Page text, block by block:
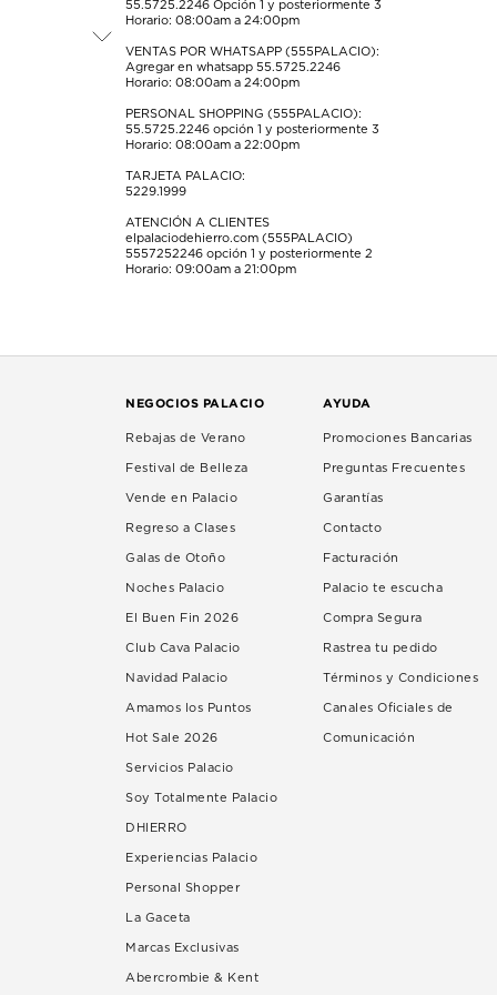
envío.
de
de
de
de
envío.
55.5725.2246 Opción 1 y posteriormente 3
Horario: 08:00am a 24:00pm
VENTAS POR WHATSAPP (555PALACIO):
Agregar en whatsapp 55.5725.2246
Horario: 08:00am a 24:00pm
PERSONAL SHOPPING (555PALACIO):
55.5725.2246 opción 1 y posteriormente 3
Horario: 08:00am a 22:00pm
TARJETA PALACIO:
5229.1999
ATENCIÓN A CLIENTES
elpalaciodehierro.com (555PALACIO)
5557252246 opción 1 y posteriormente 2
Horario: 09:00am a 21:00pm
NEGOCIOS PALACIO
Rebajas de Verano
Festival de Belleza
Vende en Palacio
Regreso a Clases
Galas de Otoño
Noches Palacio
El Buen Fin 2026
Club Cava Palacio
Navidad Palacio
Amamos los Puntos
Hot Sale 2026
Servicios Palacio
Soy Totalmente Palacio
DHIERRO
Experiencias Palacio
Personal Shopper
La Gaceta
Marcas Exclusivas
Abercrombie & Kent
AYUDA
Promociones Bancarias
Preguntas Frecuentes
Garantías
Contacto
Facturación
Palacio te escucha
Compra Segura
Rastrea tu pedido
Términos y Condiciones
Canales Oficiales de
Comunicación